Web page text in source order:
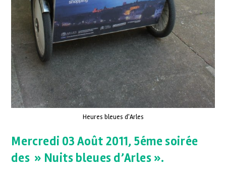
Heures bleues d'Arles
Mercredi 03 Août 2011, 5éme soirée
des » Nuits bleues d’Arles ».